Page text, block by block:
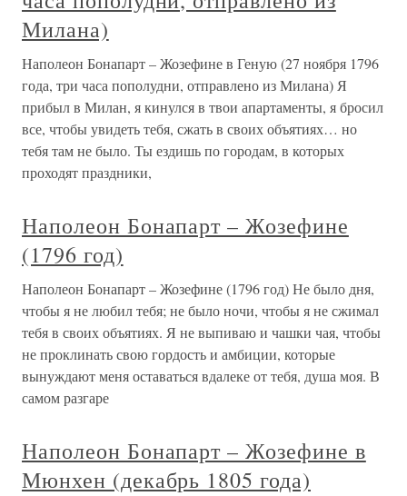
Милана)
Наполеон Бонапарт – Жозефине в Геную (27 ноября 1796
года, три часа пополудни, отправлено из Милана) Я
прибыл в Милан, я кинулся в твои апартаменты, я бросил
все, чтобы увидеть тебя, сжать в своих объятиях… но
тебя там не было. Ты ездишь по городам, в которых
проходят праздники,
Наполеон Бонапарт – Жозефине
(1796 год)
Наполеон Бонапарт – Жозефине (1796 год) Не было дня,
чтобы я не любил тебя; не было ночи, чтобы я не сжимал
тебя в своих объятиях. Я не выпиваю и чашки чая, чтобы
не проклинать свою гордость и амбиции, которые
вынуждают меня оставаться вдалеке от тебя, душа моя. В
самом разгаре
Наполеон Бонапарт – Жозефине в
Мюнхен (декабрь 1805 года)